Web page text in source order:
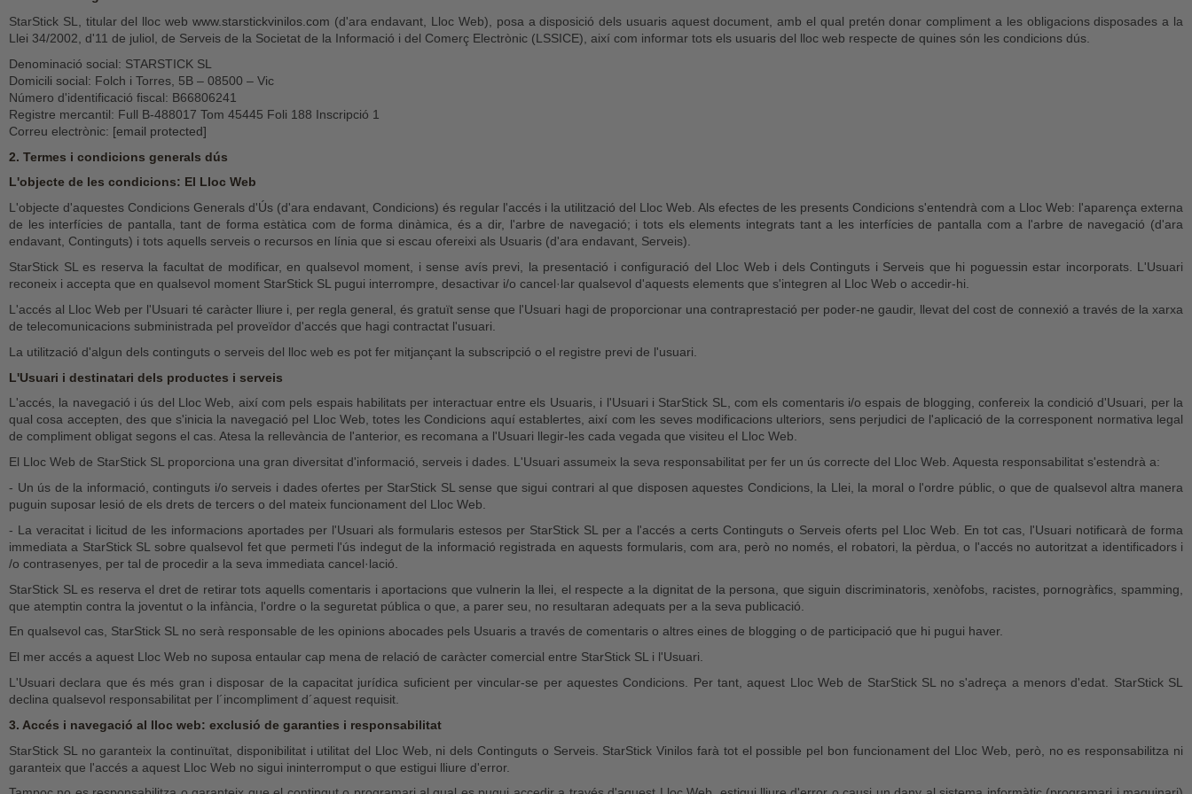
StarStick SL, titular del lloc web www.starstickvinilos.com (d'ara endavant, Lloc Web), posa a disposició dels usuaris aquest document, amb el qual pretén donar compliment a les obligacions disposades a la
Llei 34/2002, d'11 de juliol, de Serveis de la Societat de la Informació i del Comerç Electrònic (LSSICE), així com informar tots els usuaris del lloc web respecte de quines són les condicions dús.
Denominació social: STARSTICK SL
Domicili social: Folch i Torres, 5B – 08500 – Vic
Número d'identificació fiscal: B66806241
Registre mercantil: Full B-488017 Tom 45445 Foli 188 Inscripció 1
Correu electrònic: [email protected]
2. Termes i condicions generals dús
L'objecte de les condicions: El Lloc Web
L'objecte d'aquestes Condicions Generals d'Ús (d'ara endavant, Condicions) és regular l'accés i la utilització del Lloc Web. Als efectes de les presents Condicions s'entendrà com a Lloc Web: l'aparença externa
de les interfícies de pantalla, tant de forma estàtica com de forma dinàmica, és a dir, l'arbre de navegació; i tots els elements integrats tant a les interfícies de pantalla com a l'arbre de navegació (d'ara
endavant, Continguts) i tots aquells serveis o recursos en línia que si escau ofereixi als Usuaris (d'ara endavant, Serveis).
StarStick SL es reserva la facultat de modificar, en qualsevol moment, i sense avís previ, la presentació i configuració del Lloc Web i dels Continguts i Serveis que hi poguessin estar incorporats. L'Usuari
reconeix i accepta que en qualsevol moment StarStick SL pugui interrompre, desactivar i/o cancel·lar qualsevol d'aquests elements que s'integren al Lloc Web o accedir-hi.
L'accés al Lloc Web per l'Usuari té caràcter lliure i, per regla general, és gratuït sense que l'Usuari hagi de proporcionar una contraprestació per poder-ne gaudir, llevat del cost de connexió a través de la xarxa
de telecomunicacions subministrada pel proveïdor d'accés que hagi contractat l'usuari.
La utilització d'algun dels continguts o serveis del lloc web es pot fer mitjançant la subscripció o el registre previ de l'usuari.
L'Usuari i destinatari dels productes i serveis
L'accés, la navegació i ús del Lloc Web, així com pels espais habilitats per interactuar entre els Usuaris, i l'Usuari i StarStick SL, com els comentaris i/o espais de blogging, confereix la condició d'Usuari, per la
qual cosa accepten, des que s'inicia la navegació pel Lloc Web, totes les Condicions aquí establertes, així com les seves modificacions ulteriors, sens perjudici de l'aplicació de la corresponent normativa legal
de compliment obligat segons el cas. Atesa la rellevància de l'anterior, es recomana a l'Usuari llegir-les cada vegada que visiteu el Lloc Web.
El Lloc Web de StarStick SL proporciona una gran diversitat d'informació, serveis i dades. L'Usuari assumeix la seva responsabilitat per fer un ús correcte del Lloc Web. Aquesta responsabilitat s'estendrà a:
- Un ús de la informació, continguts i/o serveis i dades ofertes per StarStick SL sense que sigui contrari al que disposen aquestes Condicions, la Llei, la moral o l'ordre públic, o que de qualsevol altra manera
puguin suposar lesió de els drets de tercers o del mateix funcionament del Lloc Web.
- La veracitat i licitud de les informacions aportades per l'Usuari als formularis estesos per StarStick SL per a l'accés a certs Continguts o Serveis oferts pel Lloc Web. En tot cas, l'Usuari notificarà de forma
immediata a StarStick SL sobre qualsevol fet que permeti l'ús indegut de la informació registrada en aquests formularis, com ara, però no només, el robatori, la pèrdua, o l'accés no autoritzat a identificadors i
/o contrasenyes, per tal de procedir a la seva immediata cancel·lació.
StarStick SL es reserva el dret de retirar tots aquells comentaris i aportacions que vulnerin la llei, el respecte a la dignitat de la persona, que siguin discriminatoris, xenòfobs, racistes, pornogràfics, spamming,
que atemptin contra la joventut o la infància, l'ordre o la seguretat pública o que, a parer seu, no resultaran adequats per a la seva publicació.
En qualsevol cas, StarStick SL no serà responsable de les opinions abocades pels Usuaris a través de comentaris o altres eines de blogging o de participació que hi pugui haver.
El mer accés a aquest Lloc Web no suposa entaular cap mena de relació de caràcter comercial entre StarStick SL i l'Usuari.
L'Usuari declara que és més gran i disposar de la capacitat jurídica suficient per vincular-se per aquestes Condicions. Per tant, aquest Lloc Web de StarStick SL no s'adreça a menors d'edat. StarStick SL
declina qualsevol responsabilitat per l´incompliment d´aquest requisit.
3. Accés i navegació al lloc web: exclusió de garanties i responsabilitat
StarStick SL no garanteix la continuïtat, disponibilitat i utilitat del Lloc Web, ni dels Continguts o Serveis. StarStick Vinilos farà tot el possible pel bon funcionament del Lloc Web, però, no es responsabilitza ni
garanteix que l'accés a aquest Lloc Web no sigui ininterromput o que estigui lliure d'error.